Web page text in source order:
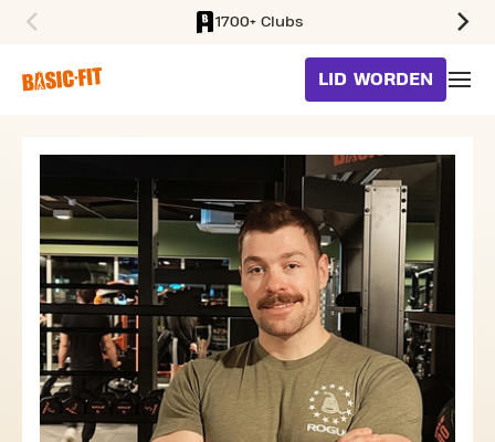
1700+ Clubs
LID WORDEN